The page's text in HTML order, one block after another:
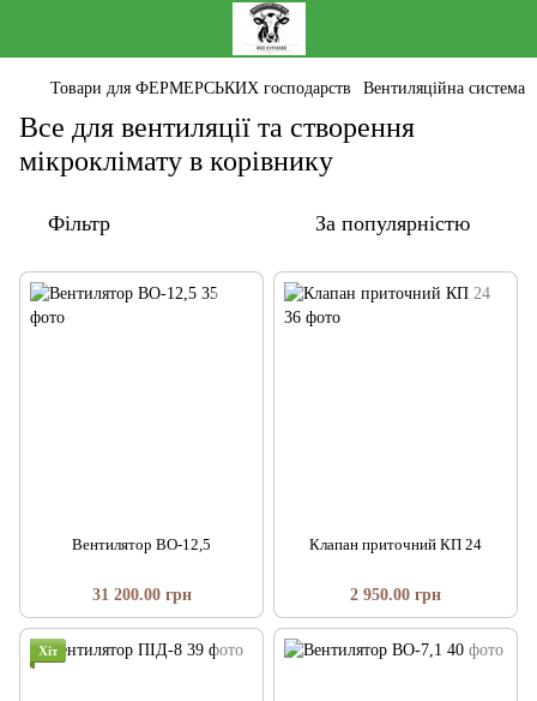
Товари для ФЕРМЕРСЬКИХ господарств Вентиляційна система
Все для вентиляції та створення
мікроклімату в корівнику
Фільтр За популярністю
Вентилятор ВО-12,5
31 200.00 грн
Клапан приточний КП 24
2 950.00 грн
Хіт